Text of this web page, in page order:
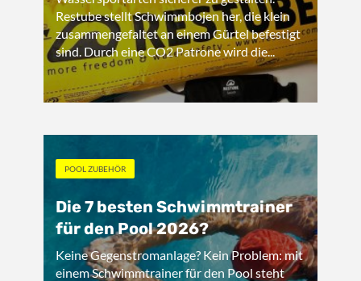
Restube stellt Schwimmbojen her, die klein
zusammengefaltet an einem Gürtel befestigt
sind. Durch eine CO2 Patrone wird die...
POOL ZUBEHÖR
Die 7 besten Schwimmtrainer
für den Pool 2026?
Keine Gegenstromanlage? Kein Problem: mit
einem Schwimmtrainer für den Pool steht